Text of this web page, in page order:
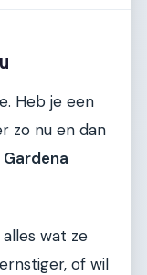
Heb je een
zo nu en dan
Gardena
wat ze
of wil